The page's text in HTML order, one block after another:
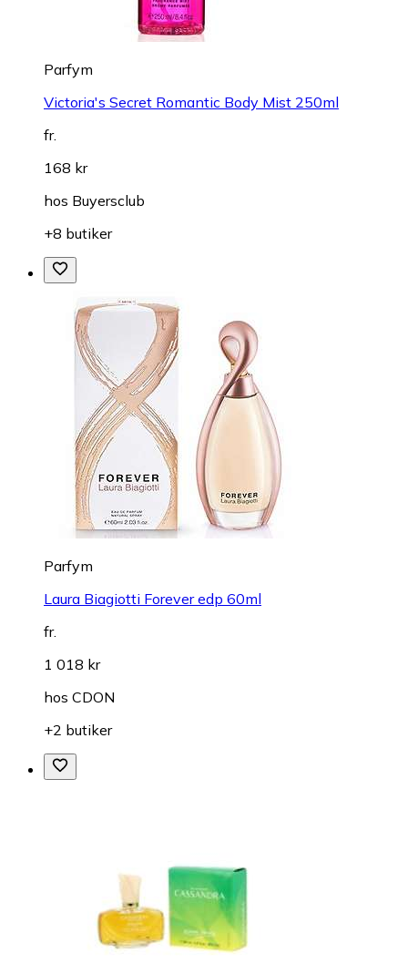
Parfym
Victoria's Secret Romantic Body Mist 250ml
fr.
168 kr
hos Buyersclub
+8 butiker
Parfym
Laura Biagiotti Forever edp 60ml
fr.
1 018 kr
hos CDON
+2 butiker